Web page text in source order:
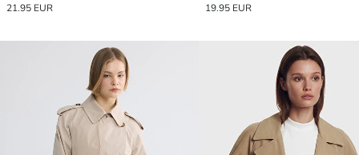
21.95 EUR
19.95 EUR